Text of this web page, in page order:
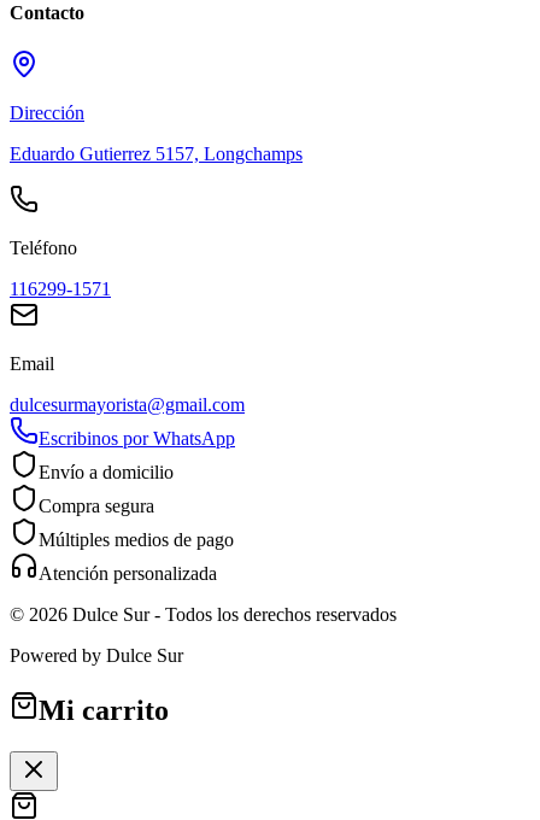
Contacto
Dirección
Eduardo Gutierrez 5157, Longchamps
Teléfono
116299-1571
Email
dulcesurmayorista@gmail.com
Escribinos por WhatsApp
Envío a domicilio
Compra segura
Múltiples medios de pago
Atención personalizada
© 2026 Dulce Sur- Todos los derechos reservados
Powered by Dulce Sur
Mi carrito